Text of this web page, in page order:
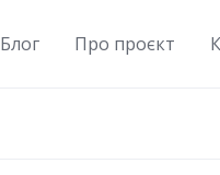
Блог Про проєкт